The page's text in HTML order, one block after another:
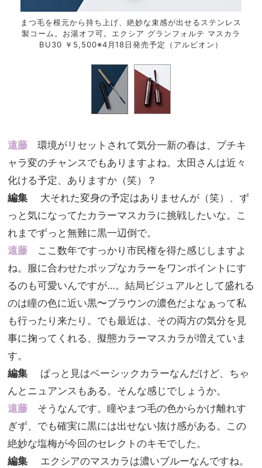
まつ毛を根元から持ち上げ、絶妙な束感が出せるステンレス
製コーム。お湯オフ可。エクシア グランフォルテ マスカラ
BU30 ￥5,500※4月18日発売予定（アルビオン）
遠藤 環境がリセットされて気分一新の春は、プチキ
ャラ変のチャンスでもありますよね。太田さんは近々
化ける予定、ありますか（笑）？
編集 大それた変身の予定はありませんが（笑）、ず
っと気になってたカラーマスカラに挑戦したいな。こ
れまでずっと無難に黒一辺倒で。
遠藤 ここ数年ですっかり市民権を得た感じしますよ
ね。服に合わせたポップなカラーをワンポイントにす
るのも可愛いんですが…。結局ビジュアルとして盛れる
のは瞳の色に近い黒〜ブラウンの濃色だよなぁって私
も行ったり来たり。でも最近は、その両方の気分を見
事に掬ってくれる、擬態カラーマスカラが増えていま
す。
編集 ぱっと見はベーシックカラーなんだけど、ちゃ
んとニュアンスもある。そんな感じでしょうか。
遠藤 そうなんです。瞳やまつ毛の色からかけ離れす
ぎず、でも確実に黒には出せない抜け感がある。この
絶妙な塩梅が今回のセレクトのキモでした。
編集 エクシアのマスカラは濃いブルーなんですね。